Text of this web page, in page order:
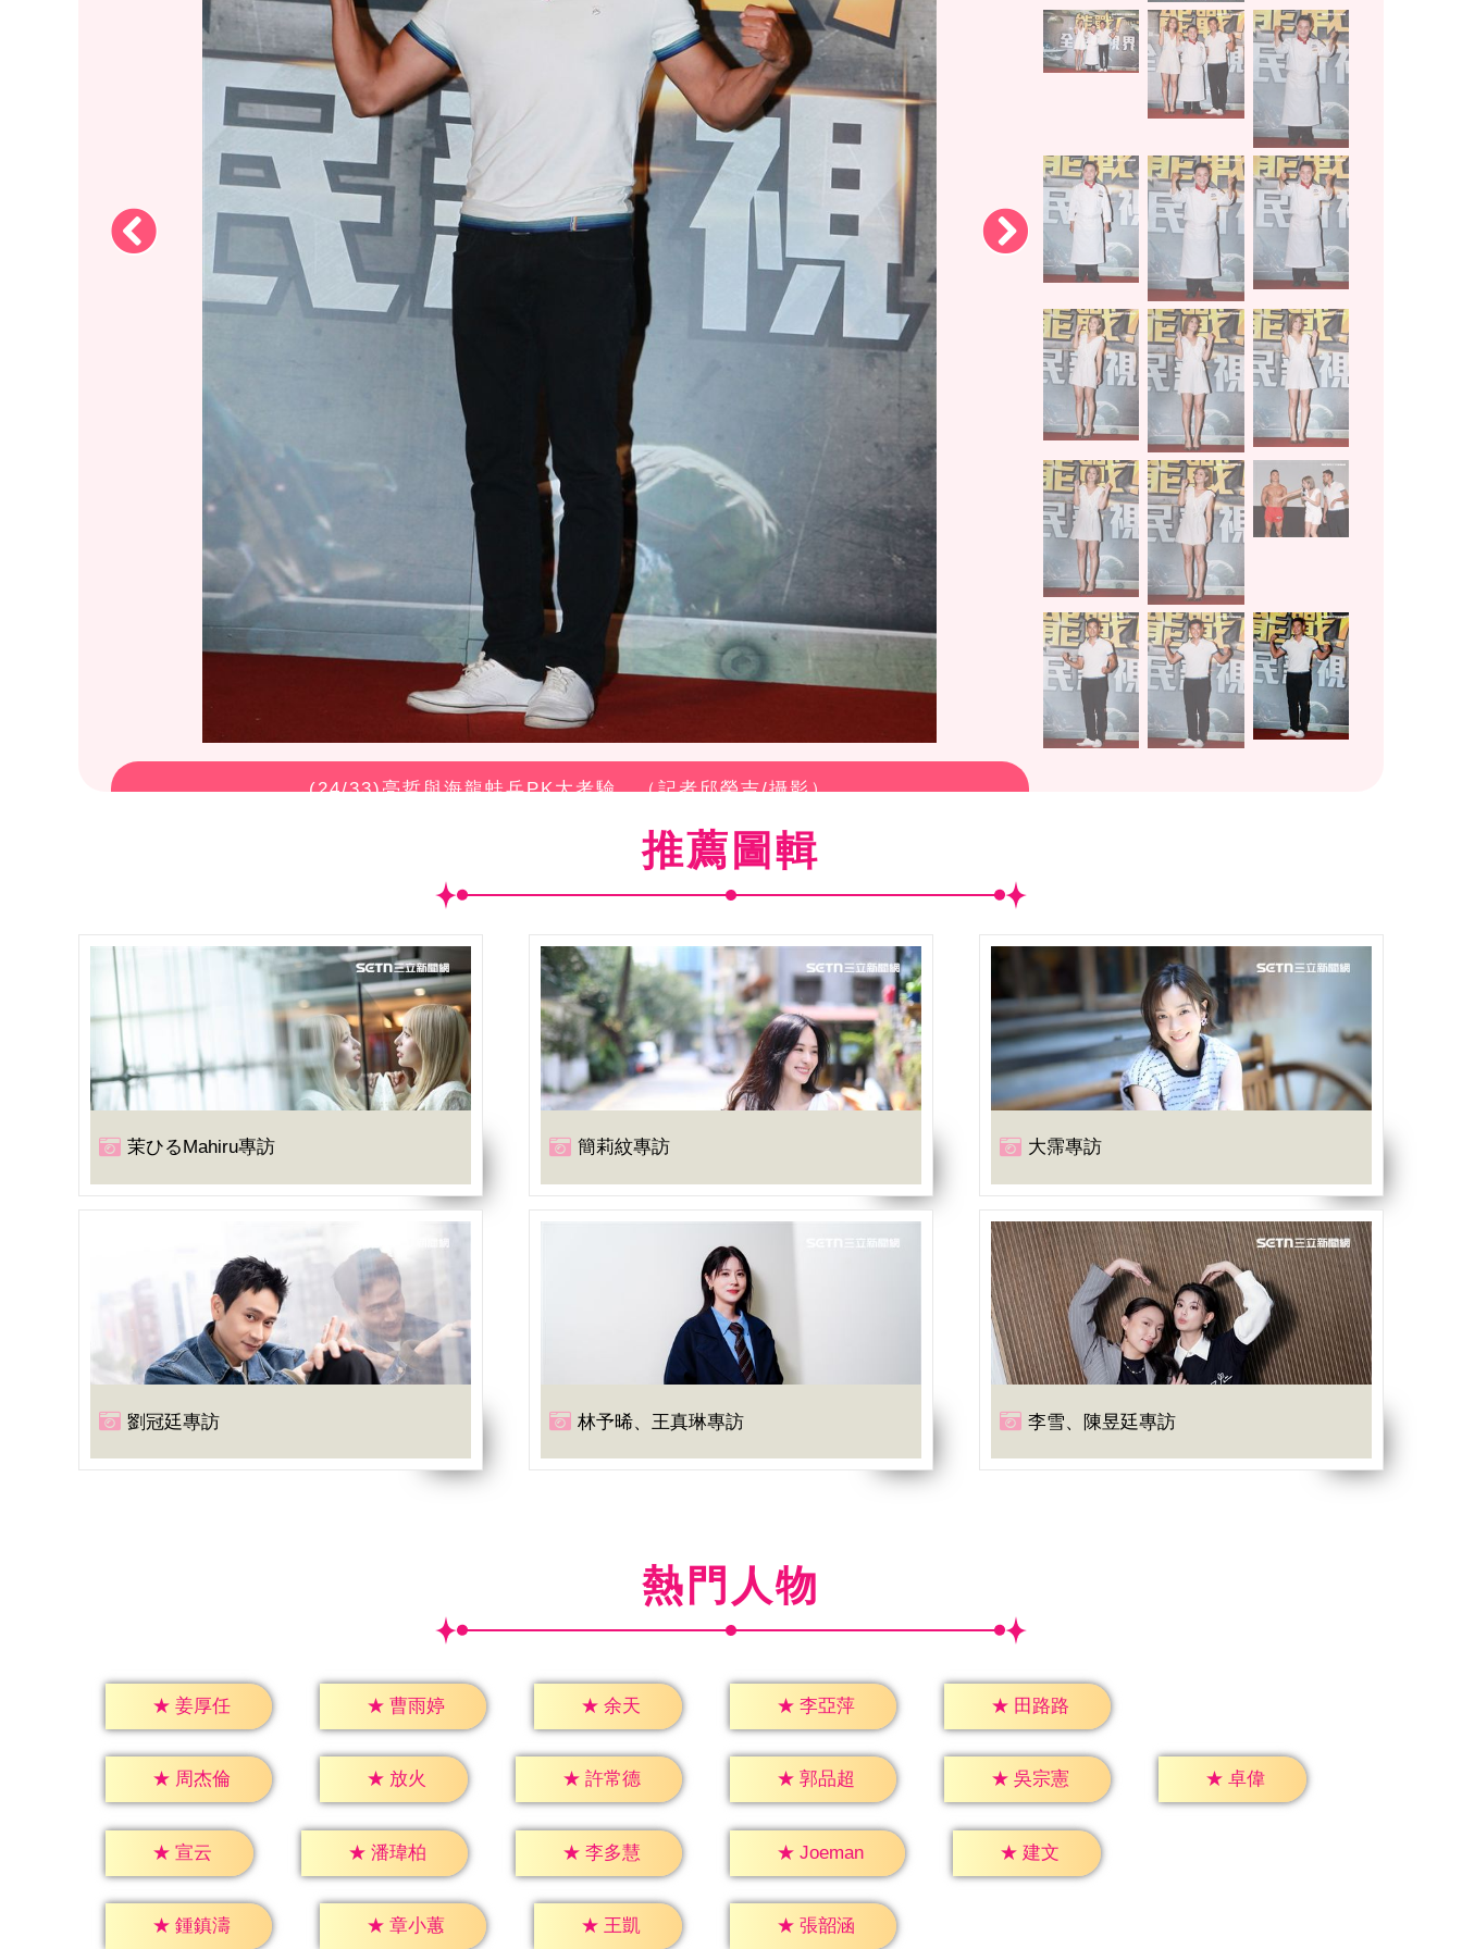
(24/33)亮哲與海龍蛙兵PK大考驗。（記者邱榮吉/攝影）
推薦圖輯
茉ひるMahiru專訪 簡莉紋專訪 大霈專訪
劉冠廷專訪 林予晞、王真琳專訪 李雪、陳昱廷專訪
熱門人物
★ 姜厚任 ★ 曹雨婷 ★ 余天 ★ 李亞萍 ★ 田路路
★ 周杰倫 ★ 放火 ★ 許常德 ★ 郭品超 ★ 吳宗憲 ★ 卓偉
★ 宣云 ★ 潘瑋柏 ★ 李多慧 ★ Joeman ★ 建文
★ 鍾鎮濤 ★ 章小蕙 ★ 王凱 ★ 張韶涵